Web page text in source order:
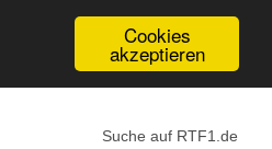
Cookies
akzeptieren